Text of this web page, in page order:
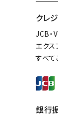
クレ
JCB・
エクス
すべて
銀行